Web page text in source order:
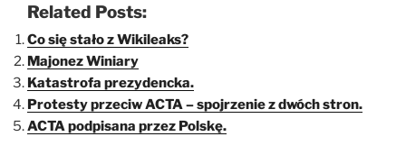
Related Posts:
Co się stało z Wikileaks?
Majonez Winiary
Katastrofa prezydencka.
Protesty przeciw ACTA – spojrzenie z dwóch stron.
ACTA podpisana przez Polskę.